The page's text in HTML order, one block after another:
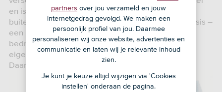
en is ze vaak te vinden op events en shoots in het
buitenland. Ook in Nederland heeft ze een fijne basis –
een huurpand – waar ze werkt. ‘Ik wilde graag een
bedrijfspand kopen, maar had geen idee hoe dat
eigenlijk precies in z’n werk gaat’, vertelt Guusje.
Daarvoor schakelde ze SNS in, met succes!
partners over jou verzameld en jouw
internetgedrag gevolgd. We maken een
persoonlijk profiel van jou. Daarmee
personaliseren wij onze website, advertenties en
communicatie en laten wij je relevante inhoud
zien.
Je kunt je keuze altijd wijzigen via 'Cookies
instellen' onderaan de pagina.